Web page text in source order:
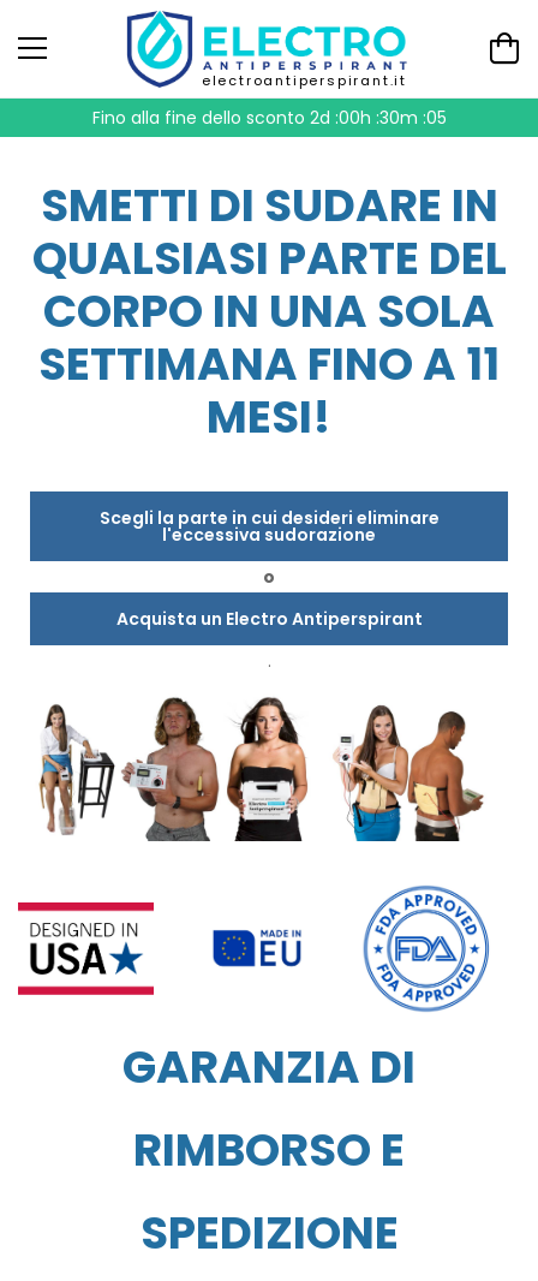
electroantiperspirant.it
Fino alla fine dello sconto 2d :00h :30m :05
SMETTI DI SUDARE IN
QUALSIASI PARTE DEL
CORPO IN UNA SOLA
SETTIMANA FINO A 11
MESI!
Scegli la parte in cui desideri eliminare
l'eccessiva sudorazione
o
Acquista un Electro Antiperspirant
.
GARANZIA DI
RIMBORSO E
SPEDIZIONE